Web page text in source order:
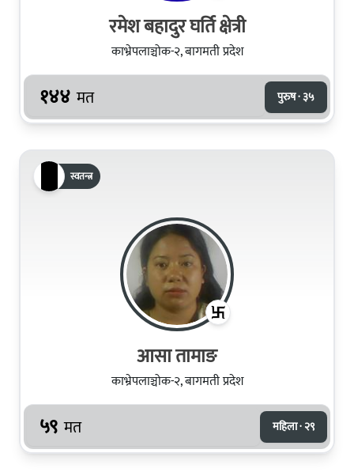
रमेश बहादुर घर्ति क्षेत्री
काभ्रेपलाञ्चोक-२, बागमती प्रदेश
१४४ मत पुरुष · ३५
स्वतन्त्र
आसा तामाङ
काभ्रेपलाञ्चोक-२, बागमती प्रदेश
५९ मत महिला · २९